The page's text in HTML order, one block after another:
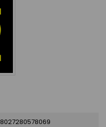
8027280578069